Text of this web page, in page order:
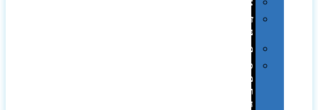
זכרונות
ניידים
מפצלים
סביבת
מחשב
וציוד
היקפי